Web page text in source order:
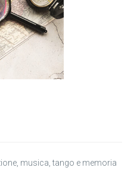
musica, tango e memoria